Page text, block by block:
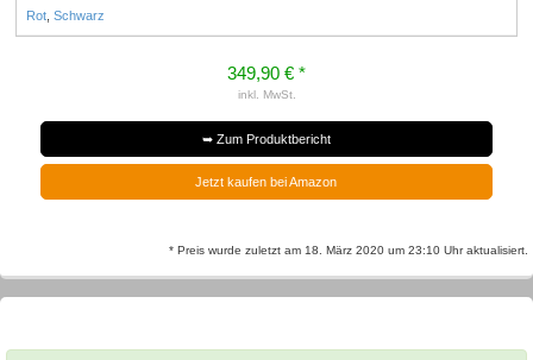
Rot Schwarz
349,90 € *
inkl. MwSt.
➥ Zum Produktbericht
Jetzt kaufen bei Amazon
* Preis wurde zuletzt am 18. März 2020 um 23:10 Uhr aktualisiert.